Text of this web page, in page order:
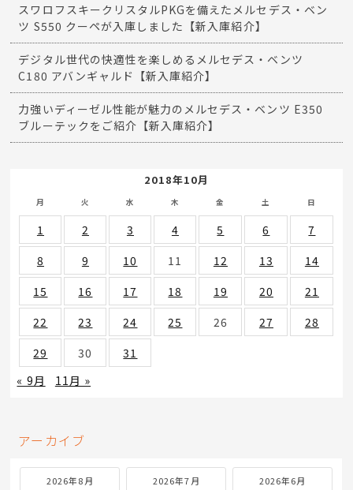
スワロフスキークリスタルPKGを備えたメルセデス・ベン
ツ S550 クーペが入庫しました【新入庫紹介】
デジタル世代の快適性を楽しめるメルセデス・ベンツ
C180 アバンギャルド【新入庫紹介】
力強いディーゼル性能が魅力のメルセデス・ベンツ E350
ブルーテックをご紹介【新入庫紹介】
2018年10月
月 火 水 木 金 土 日
1 2 3 4 5 6
7
8
9 10 11 12 13
14
15
16 17 18 19 20
21
22
23 24 25 26 27
28
29
30
31
« 9月
11月 »
アーカイブ
2026年8月 2026年7月 2026年6月